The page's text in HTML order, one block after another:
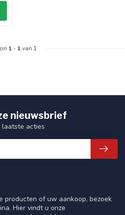
1 - 1van 1
producten of uw aankoop, bezoek
Hier vindt u onze
nieuwsbrief
laatste acties